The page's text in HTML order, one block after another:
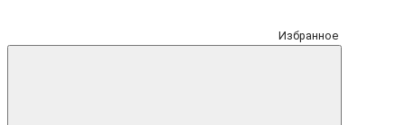
Избранное